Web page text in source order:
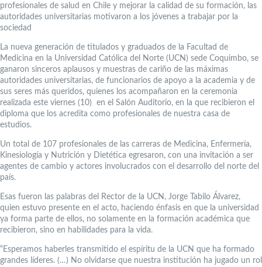
profesionales de salud en Chile y mejorar la calidad de su formación, las
autoridades universitarias motivaron a los jóvenes a trabajar por la
sociedad
La nueva generación de titulados y graduados de la Facultad de
Medicina en la Universidad Católica del Norte (UCN) sede Coquimbo, se
ganaron sinceros aplausos y muestras de cariño de las máximas
autoridades universitarias, de funcionarios de apoyo a la academia y de
sus seres más queridos, quienes los acompañaron en la ceremonia
realizada este viernes (10) en el Salón Auditorio, en la que recibieron el
diploma que los acredita como profesionales de nuestra casa de
estudios.
Un total de 107 profesionales de las carreras de Medicina, Enfermería,
Kinesiología y Nutrición y Dietética egresaron, con una invitación a ser
agentes de cambio y actores involucrados con el desarrollo del norte del
país.
Esas fueron las palabras del Rector de la UCN, Jorge Tabilo Álvarez,
quien estuvo presente en el acto, haciendo énfasis en que la universidad
ya forma parte de ellos, no solamente en la formación académica que
recibieron, sino en habilidades para la vida.
“Esperamos haberles transmitido el espíritu de la UCN que ha formado
grandes líderes. (…) No olvidarse que nuestra institución ha jugado un rol